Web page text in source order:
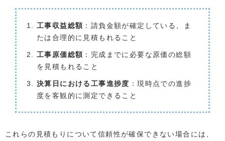
工事収益総額 ：請負金額が確定している、ま
たは合理的に見積もれること
工事原価総額 ：完成までに必要な原価の総額
を見積もれること
決算日における工事進捗度 ：現時点での進捗
度を客観的に測定できること
これらの見積もりについて信頼性が確保できない場合には、